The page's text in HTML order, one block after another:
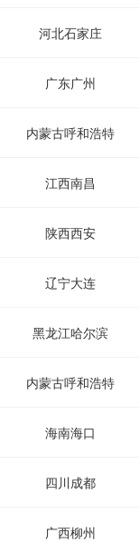
河北石家庄
广东广州
内蒙古呼和浩特
江西南昌
陕西西安
辽宁大连
黑龙江哈尔滨
内蒙古呼和浩特
海南海口
四川成都
广西柳州